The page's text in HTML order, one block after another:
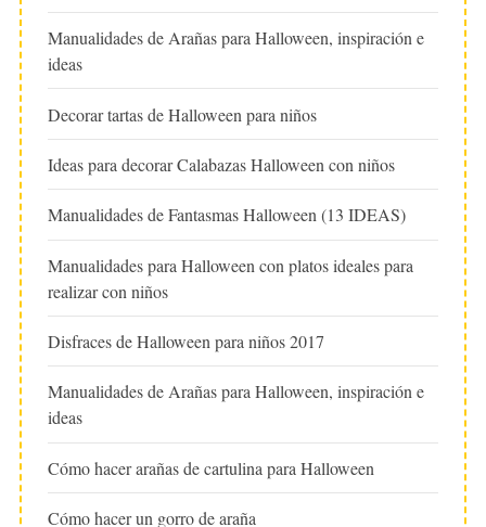
Manualidades de Arañas para Halloween, inspiración e
ideas
Decorar tartas de Halloween para niños
Ideas para decorar Calabazas Halloween con niños
Manualidades de Fantasmas Halloween (13 IDEAS)
Manualidades para Halloween con platos ideales para
realizar con niños
Disfraces de Halloween para niños 2017
Manualidades de Arañas para Halloween, inspiración e
ideas
Cómo hacer arañas de cartulina para Halloween
Cómo hacer un gorro de araña